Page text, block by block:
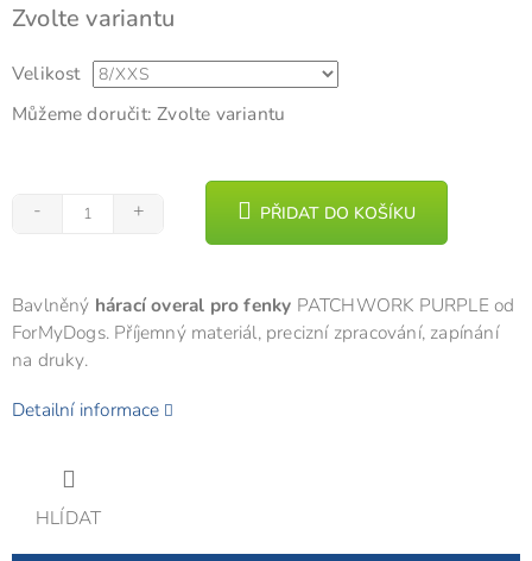
cena:
Zvolte variantu
Velikost
Můžeme doručit: Zvolte variantu
PŘIDAT DO KOŠÍKU
Bavlněný hárací overal pro fenky PATCHWORK PURPLE od
ForMyDogs. Příjemný materiál, precizní zpracování, zapínání
na druky.
Detailní informace
HLÍDAT